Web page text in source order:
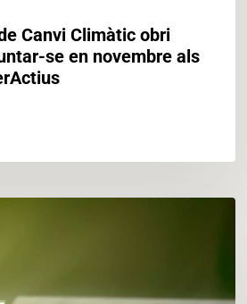
Canvi Climàtic obri
se en novembre als